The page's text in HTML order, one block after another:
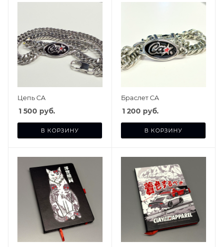
Цепь СА
1 500 руб.
В КОРЗИНУ
Браслет СА
1 200 руб.
В КОРЗИНУ